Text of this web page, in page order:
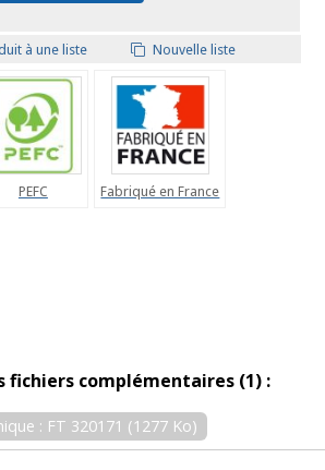
à une liste Nouvelle liste
PEFC Fabriqué en France
fichiers complémentaires (1) :
: FT 320171 (1277 Ko)